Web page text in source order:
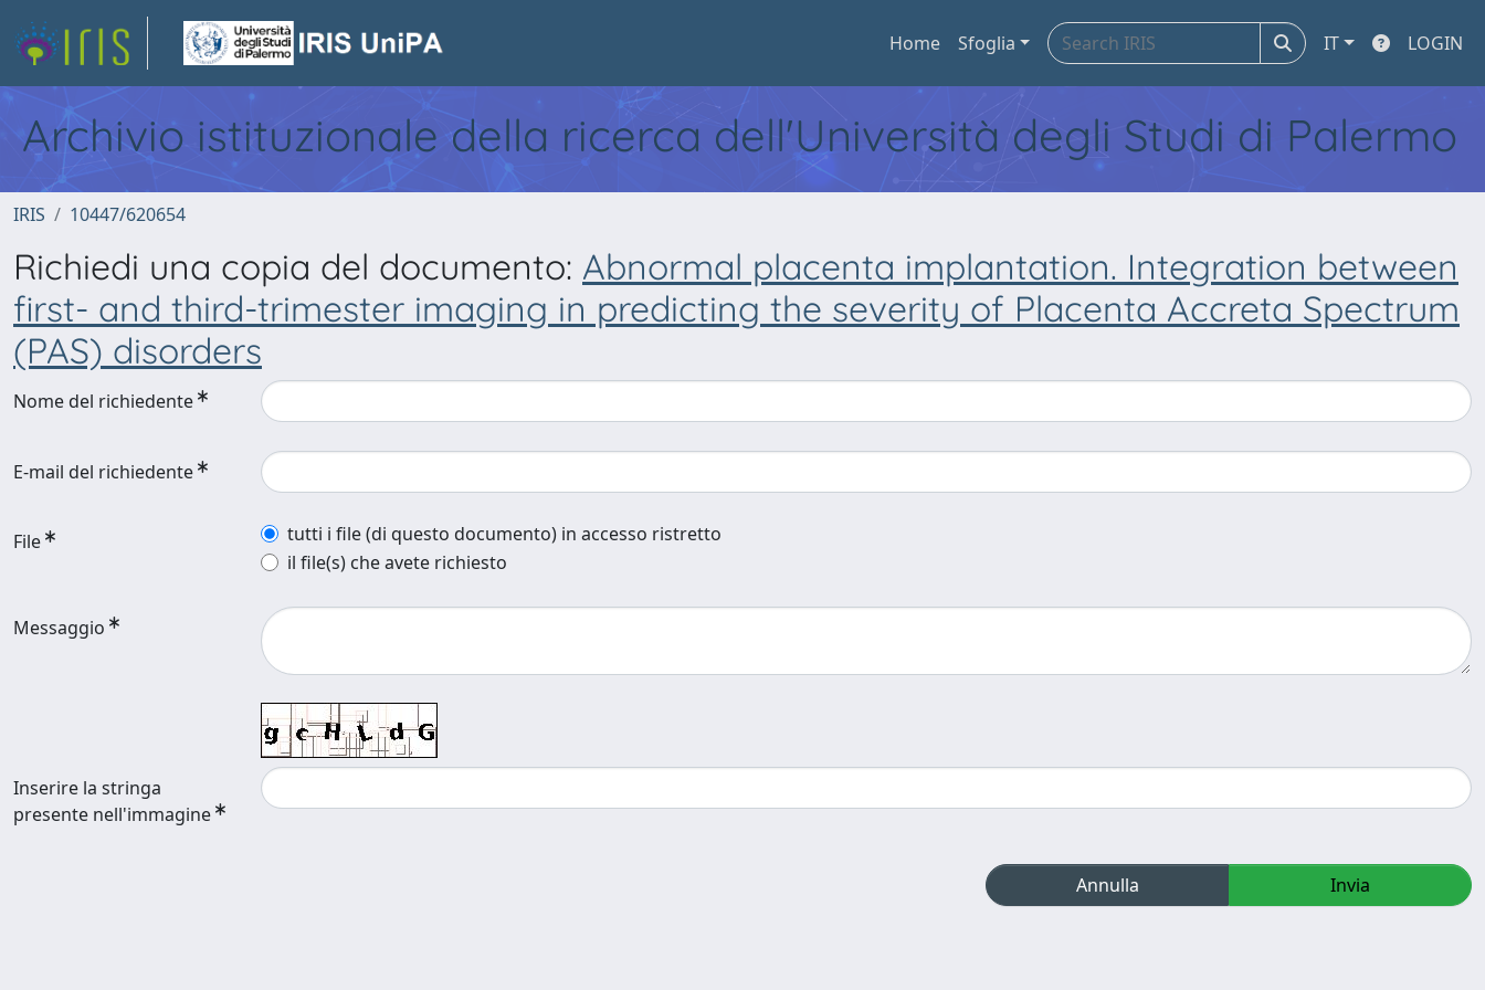
Home Sfoglia IT LOGIN
Archivio istituzionale della ricerca dell'Università degli Studi di Palermo
IRIS 10447/620654
Richiedi una copia del documento: Abnormal placenta implantation. Integration between
first- and third-trimester imaging in predicting the severity of Placenta Accreta Spectrum
(PAS) disorders
Nome del richiedente
E-mail del richiedente
File
tutti i file (di questo documento) in accesso ristretto
il file(s) che avete richiesto
Messaggio
Inserire la stringa
presente nell'immagine
Annulla Invia